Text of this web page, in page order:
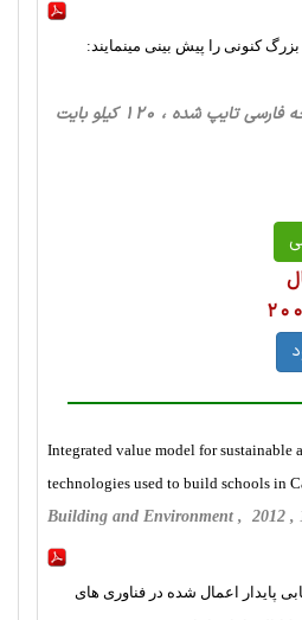
کنونی را پیش بینی مینمایند:
، کلیه گرایش ها، 22 صفحه فارسی تایپ شده ، 120 کیلو بایت
Integrated value model for sustainable
technologies used to build schools in
Building and Environment , 2012 ,
پایدار اعمال شده در فناوری های